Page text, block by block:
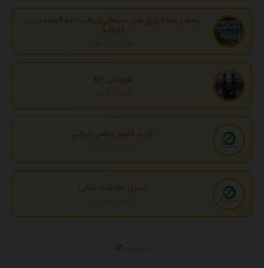
پخش عمده ورق های سیمانی(ایرانیت)به قیمت درب
کارخانه
مازندران، آمل
افزودنی EP
تهران، تهران
خرید فالوور واقعی ایرانی
تهران، تهران
تبدیل اطلاعات بانکی
تهران، تهران